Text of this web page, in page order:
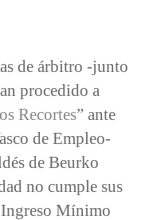
de árbitro -junto
procedido a
Recortes” ante
de Empleo-
de Beurko
no cumple sus
Mínimo